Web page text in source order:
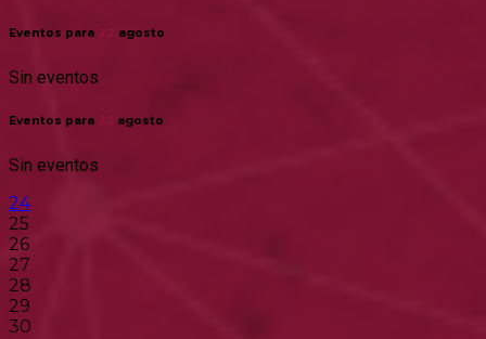
Eventos para agosto
Sin eventos
Eventos para agosto
Sin eventos
24
25
26
27
28
29
30